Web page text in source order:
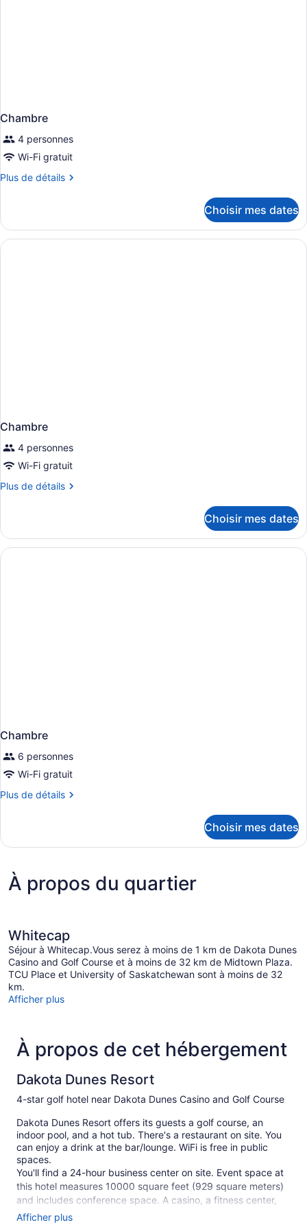
Chambre
4 personnes
Wi-Fi gratuit
Plus de détails
Plus
Chambre
Choisir mes dates
Chambre
4 personnes
Wi-Fi gratuit
Plus de détails
Plus
Chambre
Choisir mes dates
Chambre
6 personnes
Wi-Fi gratuit
Plus de détails
Plus
Chambre
Choisir mes dates
À propos du quartier
Whitecap
Séjour à Whitecap.Vous serez à moins de 1 km de Dakota Dunes
Casino and Golf Course et à moins de 32 km de Midtown Plaza.
TCU Place et University of Saskatchewan sont à moins de 32
km.
Afficher plus
À propos de cet hébergement
Dakota Dunes Resort
4-star golf hotel near Dakota Dunes Casino and Golf Course
Dakota Dunes Resort offers its guests a golf course, an
indoor pool, and a hot tub. There's a restaurant on site. You
can enjoy a drink at the bar/lounge. WiFi is free in public
spaces.
You'll find a 24-hour business center on site. Event space at
this hotel measures 10000 square feet (929 square meters)
and includes conference space. A casino, a fitness center,
and a sauna are also featured at Dakota Dunes Resort. Free
Afficher plus